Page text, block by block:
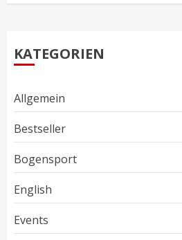
KATEGORIEN
Allgemein
Bestseller
Bogensport
English
Events